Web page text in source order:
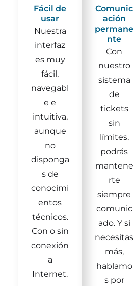
Fácil de
usar
Nuestra
interfaz
es muy
fácil,
navegabl
e e
intuitiva,
aunque
no
disponga
s de
conocimi
entos
técnicos.
Con o sin
conexión
a
Internet.
Comunic
ación
permane
nte
Con
nuestro
sistema
de
tickets
sin
límites,
podrás
mantene
rte
siempre
comunic
ado. Y si
necesitas
más,
hablamo
s por